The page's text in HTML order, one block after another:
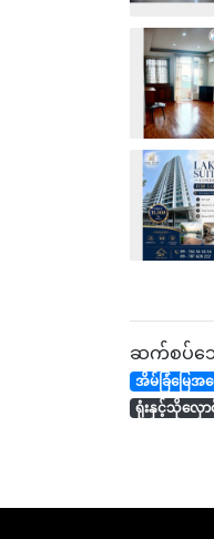
ဆက်စပ်သေ
အိမ်ခြံမြေ
ရုံးနှင့်သိုလှေ